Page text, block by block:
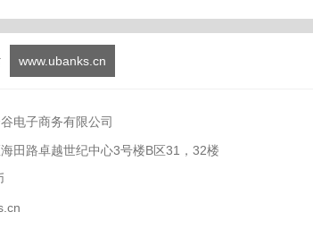
www.ubanks.cn
电子商务有限公司
田路卓越世纪中心3号楼B区31，32楼